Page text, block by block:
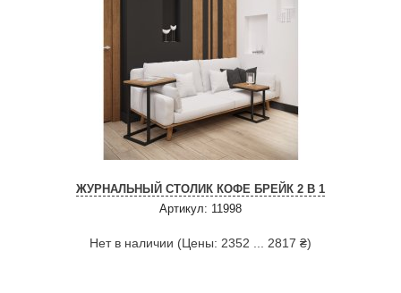
ЖУРНАЛЬНЫЙ СТОЛИК КОФЕ БРЕЙК 2 В 1
Артикул: 11998
Нет в наличии (Цены: 2352 ... 2817 ₴)